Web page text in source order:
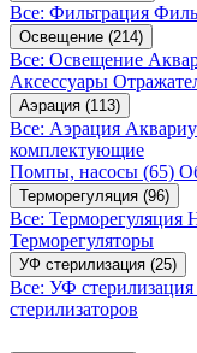
Все: Фильтрация
Освещение (214)
Все: Освещение
Аксессуары
Аэрация (113)
Все: Аэрация
комплектующие
Помпы, насосы (65)
Терморегуляция (96)
Все: Терморегуляция
Терморегуляторы
УФ стерилизация (25)
Все: УФ стерилизация
стерилизаторов